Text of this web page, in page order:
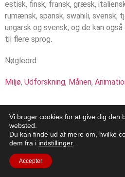
estisk, finsk, fransk, græsk,
rumænsk, spansk, swahili, svensk,
ungarsk og svensk, og de kan
til flere sprog.
Nøgleord:
Miljø, Udforskning, Månen,
Vi bruger cookies for at give dig den
websted.
Du kan finde ud af mere om, hvilke
dem fra i indstillinger
Accepter